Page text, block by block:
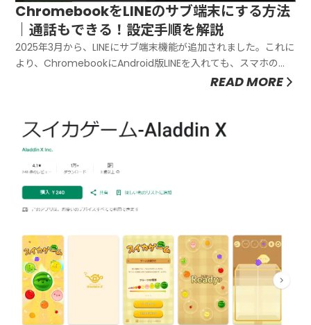
ChromebookをLINEのサブ端末にする方法
｜通話もできる！設定手順を解説
2025年3月から、LINEにサブ端末機能が追加されました。これに
より、ChromebookにAndroid版LINEを入れても、スマホの
LINEをそのまま使い続けられます。サブ端末のメリットLINE通話
READ MORE